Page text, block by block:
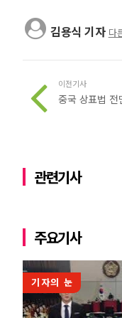
김용식 기자 다
이전기사
중국 상표법
관련기사
주요기사
기자의 눈